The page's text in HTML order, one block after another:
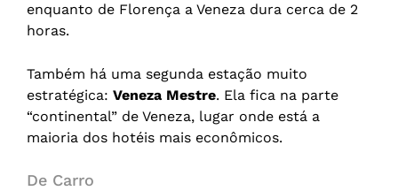
enquanto de Florença a Veneza dura cerca de 2
horas.
Também há uma segunda estação muito
estratégica: Veneza Mestre. Ela fica na parte
“continental” de Veneza, lugar onde está a
maioria dos hotéis mais econômicos.
De Carro